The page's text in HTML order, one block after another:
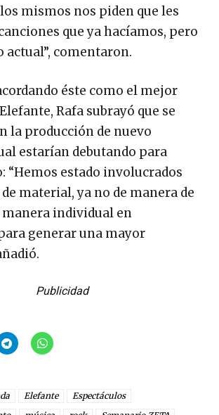
mismos nos piden que les
que ya hacíamos, pero
actual”, comentaron.
éste como el mejor
Rafa subrayó que se
la producción de nuevo
estarían debutando para
“Hemos estado involucrados
material, ya no de manera de
manera individual en
generar una mayor
Publicidad
Elefante
Espectáculos